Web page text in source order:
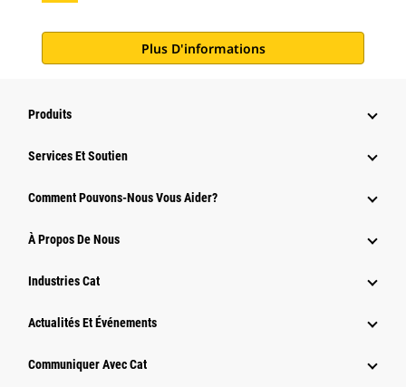
Plus D'informations
Produits
Services Et Soutien
Comment Pouvons-Nous Vous Aider?
À Propos De Nous
Industries Cat
Actualités Et Événements
Communiquer Avec Cat